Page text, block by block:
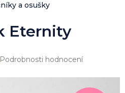
a osušky
Eternity
Podrobnosti hodnocení